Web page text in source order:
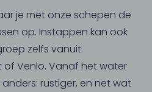
je met onze schepen de
op. Instappen kan ook
zelfs vanuit
of Venlo. Vanaf het water
rustiger, en net wat